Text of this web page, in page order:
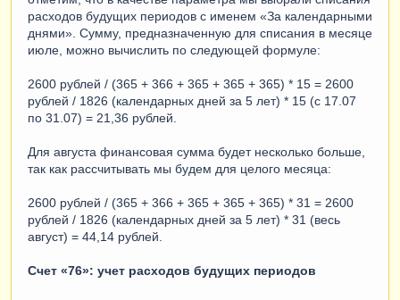
расходов будущих периодов с именем «За календарными
днями». Сумму, предназначенную для списания в месяце
июле, можно вычислить по следующей формуле:
2600 рублей / (365 + 366 + 365 + 365 + 365) * 15 = 2600
рублей / 1826 (календарных дней за 5 лет) * 15 (с 17.07
по 31.07) = 21,36 рублей.
Для августа финансовая сумма будет несколько больше,
так как рассчитывать мы будем для целого месяца:
2600 рублей / (365 + 366 + 365 + 365 + 365) * 31 = 2600
рублей / 1826 (календарных дней за 5 лет) * 31 (весь
август) = 44,14 рублей.
Счет «76»: учет расходов будущих периодов